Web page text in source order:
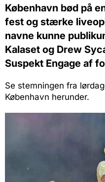
København bød på
fest og stærke
navne kunne
Kalaset og Drew
Suspekt Engage af
Se stemningen fra
København herunder.